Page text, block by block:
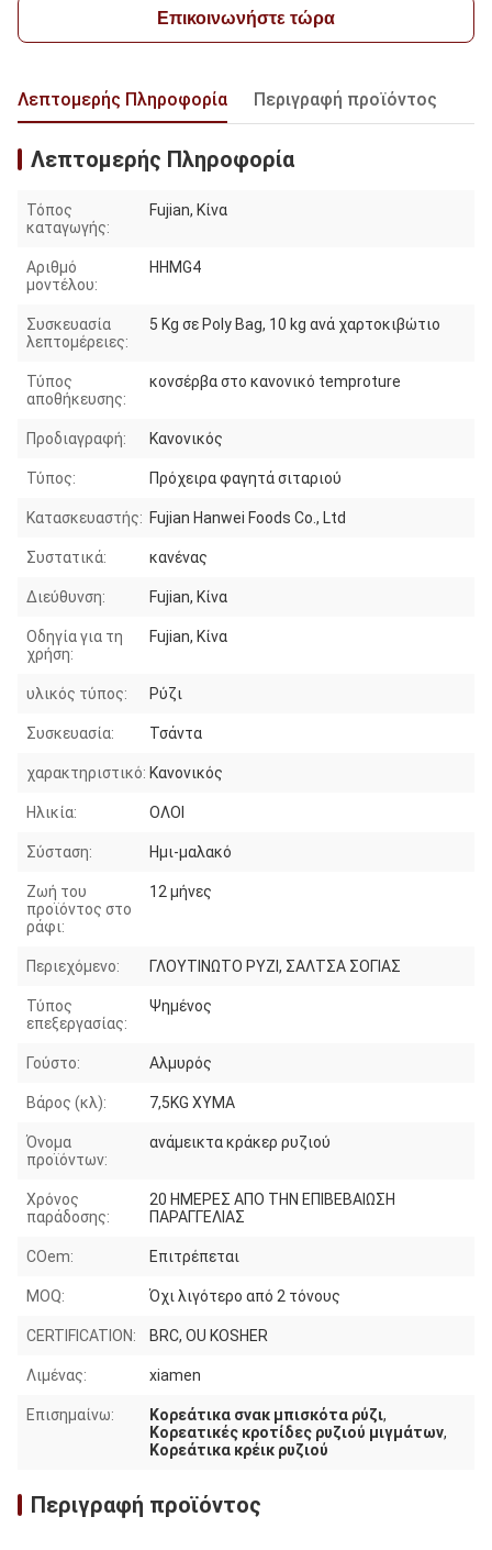
Επικοινωνήστε τώρα
Λεπτομερής Πληροφορία Περιγραφή προϊόντος
Λεπτομερής Πληροφορία
Τόπος
καταγωγής:
Fujian, Κίνα
Αριθμό
μοντέλου:
HHMG4
Συσκευασία
λεπτομέρειες:
5 Kg σε Poly Bag, 10 kg ανά χαρτοκιβώτιο
Τύπος
αποθήκευσης:
κονσέρβα στο κανονικό temproture
Προδιαγραφή: Κανονικός
Τύπος: Πρόχειρα φαγητά σιταριού
Κατασκευαστής: Fujian Hanwei Foods Co., Ltd
Συστατικά: κανένας
Διεύθυνση: Fujian, Κίνα
Οδηγία για τη
χρήση:
Fujian, Κίνα
υλικός τύπος: Ρύζι
Συσκευασία: Τσάντα
χαρακτηριστικό: Κανονικός
Ηλικία: ΟΛΟΙ
Σύσταση: Ημι-μαλακό
Ζωή του
προϊόντος στο
ράφι:
12 μήνες
Περιεχόμενο: ΓΛΟΥΤΙΝΩΤΟ ΡΥΖΙ, ΣΑΛΤΣΑ ΣΟΓΙΑΣ
Τύπος
επεξεργασίας:
Ψημένος
Γούστο: Αλμυρός
Βάρος (κλ): 7,5KG ΧΥΜΑ
Όνομα
προϊόντων:
ανάμεικτα κράκερ ρυζιού
Χρόνος
παράδοσης:
20 ΗΜΕΡΕΣ ΑΠΟ ΤΗΝ ΕΠΙΒΕΒΑΙΩΣΗ
ΠΑΡΑΓΓΕΛΙΑΣ
COem: Επιτρέπεται
MOQ: Όχι λιγότερο από 2 τόνους
CERTIFICATION: BRC, OU KOSHER
Λιμένας: xiamen
Επισημαίνω: Κορεάτικα σνακ μπισκότα ρύζι,
Κορεατικές κροτίδες ρυζιού μιγμάτων,
Κορεάτικα κρέικ ρυζιού
Περιγραφή προϊόντος